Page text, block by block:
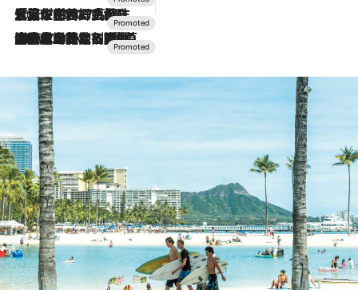
2026.7.17
「土佐和ハーブかき氷」がOMO7高知に登場！生姜、山椒、大葉など目にも舌にも涼を呼ぶ郷土の味
2026.7.10
NEW OPEN！【界 草津】名湯の地に誕生。趣の異なる2種の温泉と上州ならではの会席・蕎麦割烹など美食を味わう究極の癒やし旅